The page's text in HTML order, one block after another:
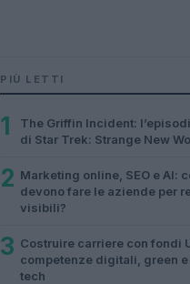
PIÙ LETTI
1
The Griffin Incident:
di Star Trek: Strange New
2 Marketing online, SEO e AI:
devono fare le aziende per
visibili?
3 Costruire carriere con fondi
competenze digitali, green
tech